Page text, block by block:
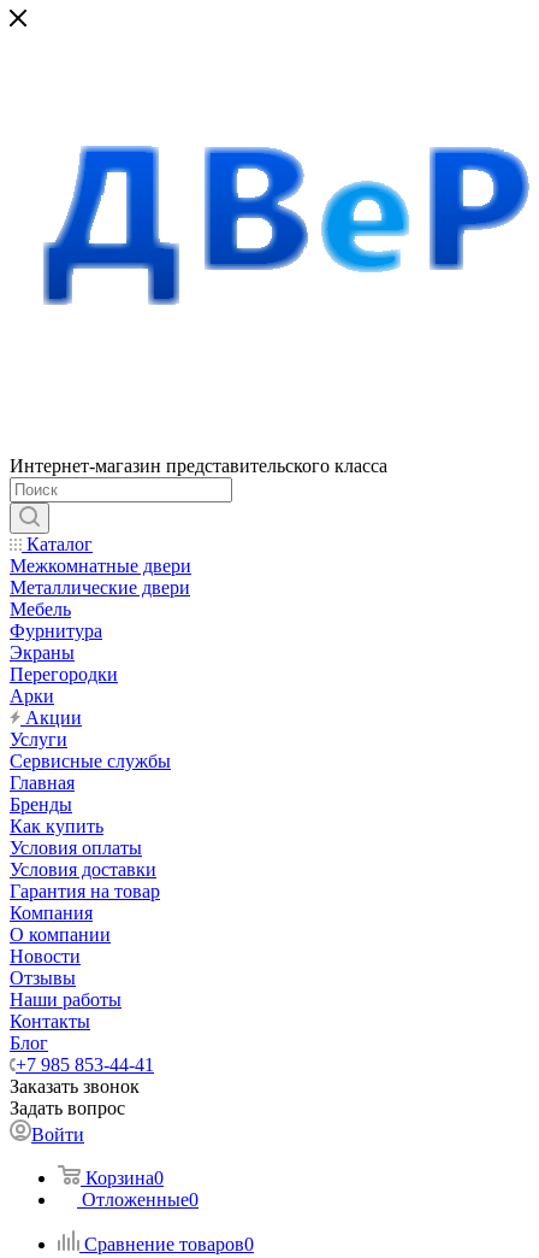
Интернет-магазин представительского класса
Каталог
Межкомнатные двери
Металлические двери
Мебель
Фурнитура
Экраны
Перегородки
Арки
Акции
Услуги
Сервисные службы
Главная
Бренды
Как купить
Условия оплаты
Условия доставки
Гарантия на товар
Компания
О компании
Новости
Отзывы
Наши работы
Контакты
Блог
+7 985 853-44-41
Заказать звонок
Задать вопрос
Войти
Корзина0
Отложенные0
Сравнение товаров0